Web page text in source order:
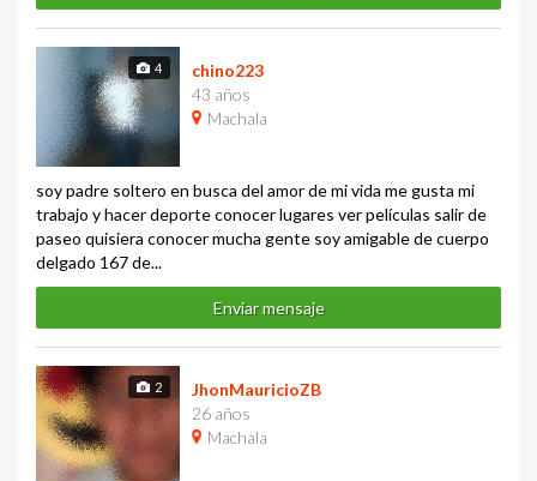
4
chino223
43 años
Machala
soy padre soltero en busca del amor de mi vida me gusta mi
trabajo y hacer deporte conocer lugares ver películas salir de
paseo quisiera conocer mucha gente soy amigable de cuerpo
delgado 167 de...
Enviar mensaje
2
JhonMauricioZB
26 años
Machala